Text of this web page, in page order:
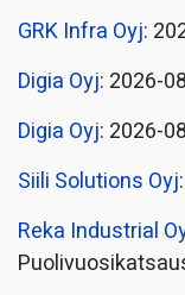
GRK Infra Oyj:
Digia Oyj: 2026-
Digia Oyj: 2026-
Siili Solutions Oyj
Reka Industrial